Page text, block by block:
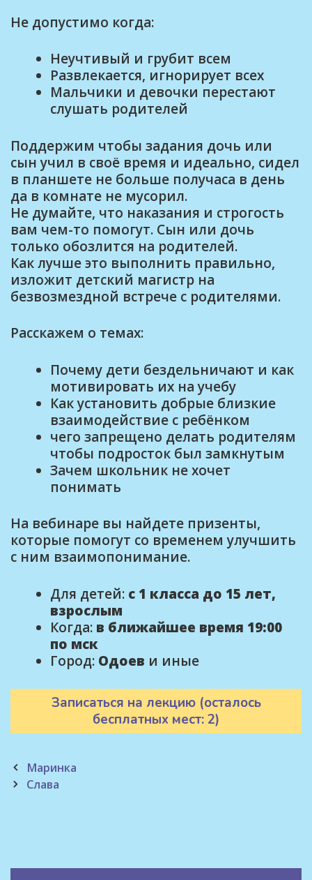
Не допустимо когда:
Неучтивый и грубит всем
Развлекается, игнорирует всех
Мальчики и девочки перестают
слушать родителей
Поддержим чтобы задания дочь или
сын учил в своё время и идеально, сидел
в планшете не больше получаса в день
да в комнате не мусорил.
Не думайте, что наказания и строгость
вам чем-то помогут. Сын или дочь
только обозлится на родителей.
Как лучше это выполнить правильно,
изложит детский магистр на
безвозмездной встрече с родителями.
Расскажем о темах:
Почему дети бездельничают и как
мотивировать их на учебу
Как установить добрые близкие
взаимодействие с ребёнком
чего запрещено делать родителям
чтобы подросток был замкнутым
Зачем школьник не хочет
понимать
На вебинаре вы найдете призенты,
которые помогут со временем улучшить
с ним взаимопонимание.
Для детей: с 1 класса до 15 лет,
взрослым
Когда: в ближайшее время 19:00
по мск
Город: Одоев и иные
Записаться на лекцию (осталось
бесплатных мест: 2)
Post
navigation
Маринка
Слава